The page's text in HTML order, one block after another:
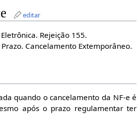
editar
Rejeição 155.
Cancelamento Extemporâneo.
quando o cancelamento da NF-e é
após o prazo regulamentar ter